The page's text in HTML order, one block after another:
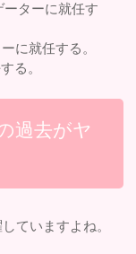
ーターに就任す
に就任する。
る。
過去がヤ
ていますよね。